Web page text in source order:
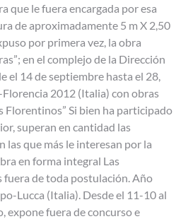
que le fuera encargada por esa
de aproximadamente 5 m X 2,50
por primera vez, la obra
en el complejo de la Dirección
el 14 de septiembre hasta el 28,
2012 (Italia) con obras
Florentinos” Si bien ha participado
superan en cantidad las
las que más le interesan por la
en forma integral Las
de toda postulación. Año
Lucca (Italia). Desde el 11-10 al
expone fuera de concurso e